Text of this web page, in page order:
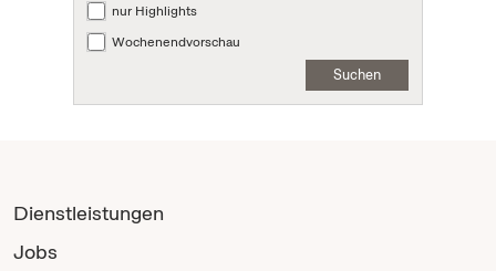
nur Highlights
Wochenendvorschau
Suchen
Dienstleistungen
Jobs